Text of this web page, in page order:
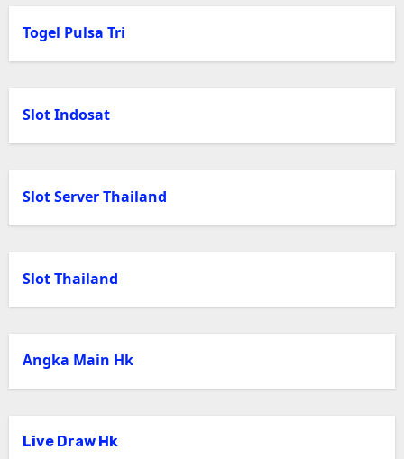
Togel Pulsa Tri
Slot Indosat
Slot Server Thailand
Slot Thailand
Angka Main Hk
Live Draw Hk